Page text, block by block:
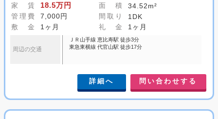
家 賃 18.5万円 面 積
34.52m²
管理費
7,000円 間取り
1DK
敷 金
1ヶ月 礼 金 1ヶ月
周辺の交通
ＪＲ山手線 恵比寿駅 徒歩3分
東急東横線 代官山駅 徒歩17分
詳細へ 問い合わせする